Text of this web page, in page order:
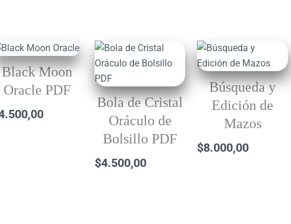
Black Moon
Oracle PDF
Bola de Cristal
Oráculo de
Bolsillo PDF
$4.500,00
Búsqueda y
Edición de
Mazos
$8.000,00